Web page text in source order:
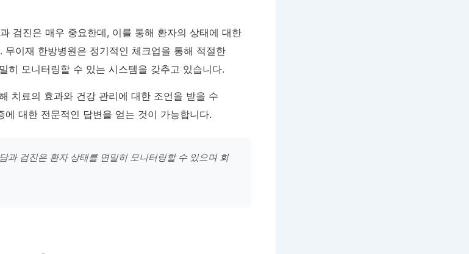
검진은 매우 중요한데, 이를 통해 환자의 상태에 대한
무이재 한방병원은 정기적인 체크업을 통해 적절한
히 모니터링할 수 있는 시스템을 갖추고 있습니다.
치료의 효과와 건강 관리에 대한 조언을 받을 수
에 대한 전문적인 답변을 얻는 것이 가능합니다.
과 검진은 환자 상태를 면밀히 모니터링할 수 있으며 회